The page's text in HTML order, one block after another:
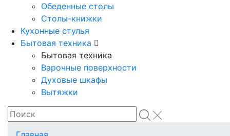
Обеденные столы
Столы-книжки
Кухонные стулья
Бытовая техника
Бытовая техника
Варочные поверхности
Духовые шкафы
Вытяжки